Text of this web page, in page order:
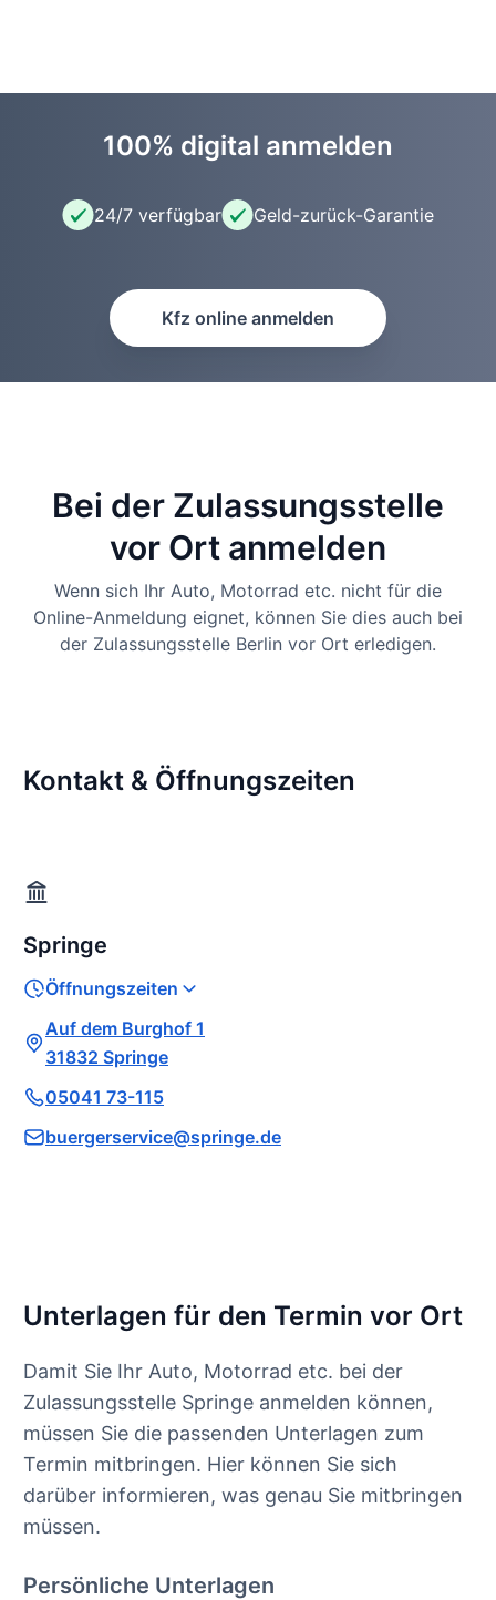
100% digital anmelden
24/7 verfügbar Geld-zurück-Garantie
Kfz online anmelden
Bei der Zulassungsstelle
vor Ort anmelden
Wenn sich Ihr Auto, Motorrad etc. nicht für die
Online-Anmeldung eignet, können Sie dies auch bei
der Zulassungsstelle Berlin vor Ort erledigen.
Kontakt & Öffnungszeiten
Springe
Öffnungszeiten
Auf dem Burghof 1
31832 Springe
05041 73-115
buergerservice@springe.de
Unterlagen für den Termin vor Ort
Damit Sie Ihr Auto, Motorrad etc. bei der
Zulassungsstelle Springe anmelden können,
müssen Sie die passenden Unterlagen zum
Termin mitbringen. Hier können Sie sich
darüber informieren, was genau Sie mitbringen
müssen.
Persönliche Unterlagen